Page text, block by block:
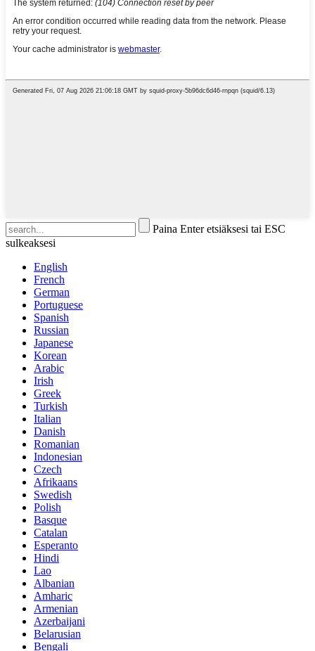
Paina Enter etsiäksesi tai ESC
sulkeaksesi
English
French
German
Portuguese
Spanish
Russian
Japanese
Korean
Arabic
Irish
Greek
Turkish
Italian
Danish
Romanian
Indonesian
Czech
Afrikaans
Swedish
Polish
Basque
Catalan
Esperanto
Hindi
Lao
Albanian
Amharic
Armenian
Azerbaijani
Belarusian
Bengali